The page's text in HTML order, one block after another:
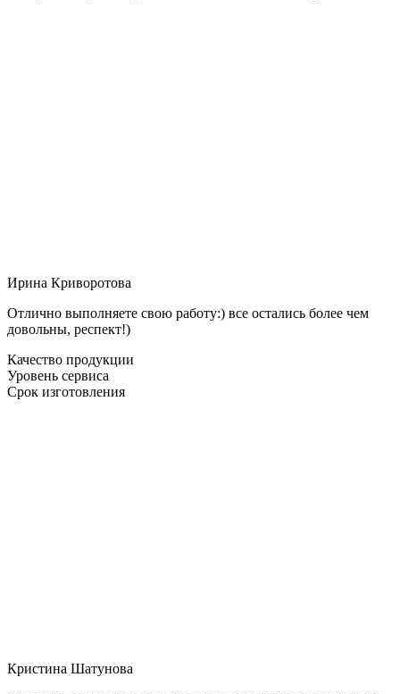
Ирина Криворотова
Отлично выполняете свою работу:) все остались более чем
довольны, респект!)
Качество продукции
Уровень сервиса
Срок изготовления
Кристина Шатунова